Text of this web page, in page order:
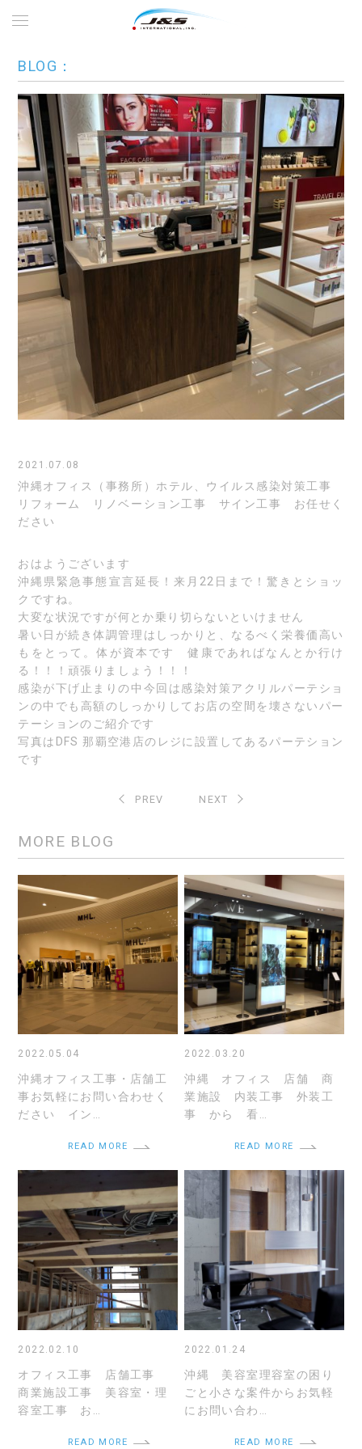
BLOG：
2021.07.08
沖縄オフィス（事務所）ホテル、ウイルス感染対策工事
リフォーム リノベーション工事 サイン工事 お任せく
ださい
おはようございます
沖縄県緊急事態宣言延長！来月22日まで！驚きとショッ
クですね。
大変な状況ですが何とか乗り切らないといけません
暑い日が続き体調管理はしっかりと、なるべく栄養価高い
もをとって。体が資本です 健康であればなんとか行け
る！！！頑張りましょう！！！
感染が下げ止まりの中今回は感染対策アクリルパーテショ
ンの中でも高額のしっかりしてお店の空間を壊さないパー
テーションのご紹介です
写真はDFS 那覇空港店のレジに設置してあるパーテション
です
PREV NEXT
MORE BLOG
2022.05.04
沖縄オフィス工事・店舗工
事お気軽にお問い合わせく
ださい イン…
READ MORE
2022.03.20
沖縄 オフィス 店舗 商
業施設 内装工事 外装工
事 から 看…
READ MORE
2022.02.10
オフィス工事 店舗工事
商業施設工事 美容室・理
容室工事 お…
READ MORE
2022.01.24
沖縄 美容室理容室の困り
ごと小さな案件からお気軽
にお問い合わ…
READ MORE